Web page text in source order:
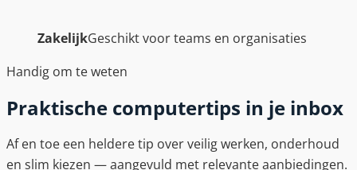
ZakelijkGeschikt voor teams en organisaties
Handig om te weten
Praktische computertips in je inbox
Af en toe een heldere tip over veilig werken, onderhoud
en slim kiezen — aangevuld met relevante aanbiedingen.